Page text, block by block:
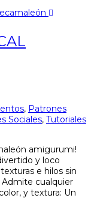
, Patrones
Sociales, Tutoriales
amigurumi!
y loco
e hilos sin
cualquier
y textura: Un